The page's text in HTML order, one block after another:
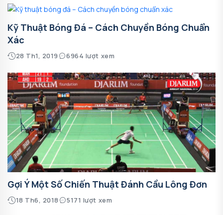
Kỹ Thuật Bóng Đá – Cách Chuyền Bóng Chuẩn
Xác
28 Th1, 2019 6964 lượt xem
Gợi Ý Một Số Chiến Thuật Đánh Cầu Lông Đơn
18 Th6, 2018 5171 lượt xem